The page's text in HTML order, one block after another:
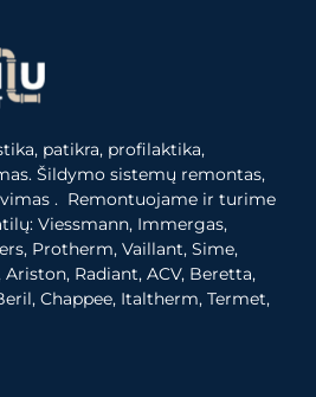
patikra, profilaktika,
Šildymo sistemų remontas,
. Remontuojame ir turime
Viessmann, Immergas,
Protherm, Vaillant, Sime,
Radiant, ACV, Beretta,
Chappee, Italtherm, Termet,